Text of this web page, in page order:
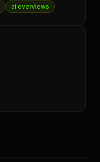
ai overviews